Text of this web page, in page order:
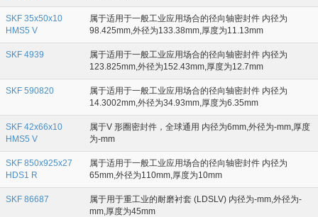
SKF 35x50x10
HMS5 V
属于适用于一般工业应用场合的径向轴密封件 内径为
98.425mm,外径为133.38mm,厚度为11.13mm
SKF 4939
属于适用于一般工业应用场合的径向轴密封件 内径为
123.825mm,外径为152.43mm,厚度为12.7mm
SKF 590820
属于适用于一般工业应用场合的径向轴密封件 内径为
14.3002mm,外径为34.93mm,厚度为6.35mm
SKF 42x66x10
HMS5 V
属于V 形圈密封件，全球通用 内径为6mm,外径为-mm,厚度
为-mm
SKF 850x925x27
HDS1 R
属于适用于一般工业应用场合的径向轴密封件 内径为
65mm,外径为110mm,厚度为10mm
SKF 86687
属于用于重工业的耐磨衬套 (LDSLV) 内径为-mm,外径为-
mm,厚度为45mm